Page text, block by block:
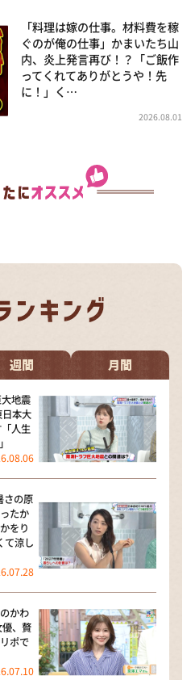
「料理は嫁の仕事。材料費を稼
ぐのが俺の仕事」かまいたち山
内、炎上発言再び！？「ご飯作
ってくれてありがとうや！先
に！」く…
2026.08.01
週間 月間
地震
本大
人生
の原
たか
をり
て涼し
かわ
、贅
ポで